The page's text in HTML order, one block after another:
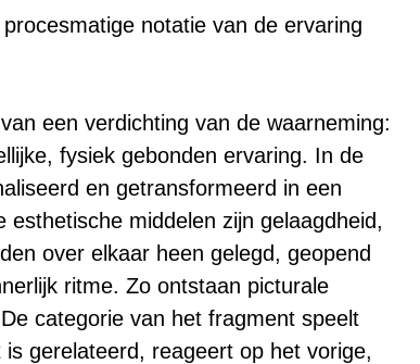
notatie van de ervaring
een verdichting van de waarneming:
fysiek gebonden ervaring. In de
en getransformeerd in een
middelen zijn gelaagdheid,
over elkaar heen gelegd, geopend
ritme. Zo ontstaan picturale
categorie van het fragment speelt
gerelateerd, reageert op het vorige,